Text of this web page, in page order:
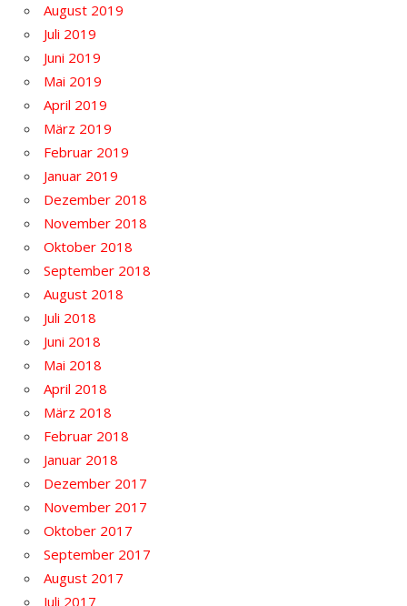
August 2019
Juli 2019
Juni 2019
Mai 2019
April 2019
März 2019
Februar 2019
Januar 2019
Dezember 2018
November 2018
Oktober 2018
September 2018
August 2018
Juli 2018
Juni 2018
Mai 2018
April 2018
März 2018
Februar 2018
Januar 2018
Dezember 2017
November 2017
Oktober 2017
September 2017
August 2017
Juli 2017